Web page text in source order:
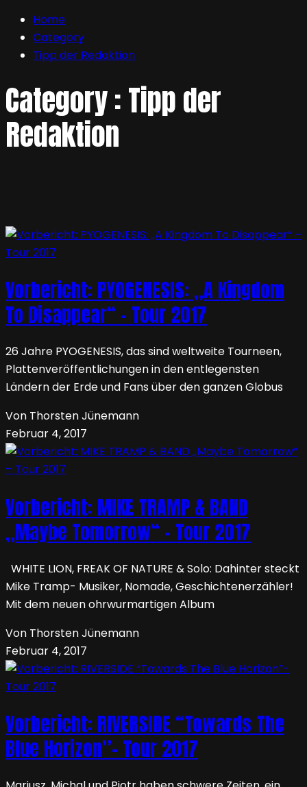
Home
Category
Tipp der Redaktion
Category : Tipp der
Redaktion
Vorbericht: PYOGENESIS: „A Kingdom
To Disappear“ – Tour 2017
26 Jahre PYOGENESIS, das sind weltweite Tourneen,
Plattenveröffentlichungen in den entlegensten
Ländern der Erde und Fans über den ganzen Globus
Von Thorsten Jünemann
Februar 4, 2017
Vorbericht: MIKE TRAMP & BAND
„Maybe Tomorrow“ – Tour 2017
WHITE LION, FREAK OF NATURE & Solo: Dahinter steckt
Mike Tramp- Musiker, Nomade, Geschichtenerzähler!
Mit dem neuen ohrwurmartigen Album
Von Thorsten Jünemann
Februar 4, 2017
Vorbericht: RIVERSIDE “Towards The
Blue Horizon”- Tour 2017